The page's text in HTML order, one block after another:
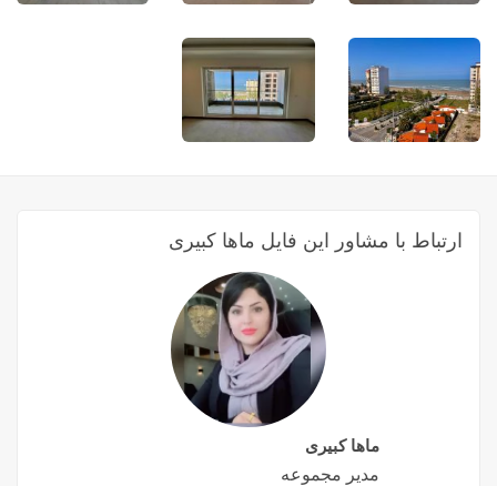
ارتباط با مشاور این فایل ماها کبیری
ماها کبیری
مدیر مجموعه